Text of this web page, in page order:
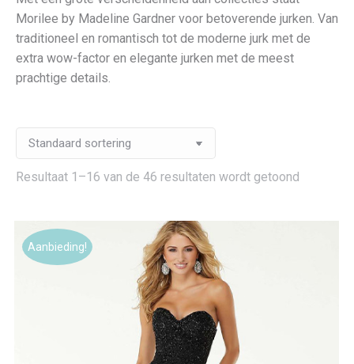
Morilee by Madeline Gardner voor betoverende jurken. Van
traditioneel en romantisch tot de moderne jurk met de
extra wow-factor en elegante jurken met de meest
prachtige details.
Resultaat 1–16 van de 46 resultaten wordt getoond
Aanbieding!